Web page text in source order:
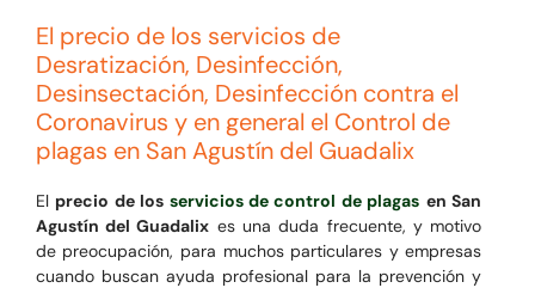
El precio de los servicios de
Desratización, Desinfección,
Desinsectación, Desinfección contra el
Coronavirus y en general el Control de
plagas en San Agustín del Guadalix
El precio de los servicios de control de plagas en San
Agustín del Guadalix es una duda frecuente, y motivo
de preocupación, para muchos particulares y empresas
cuando buscan ayuda profesional para la prevención y